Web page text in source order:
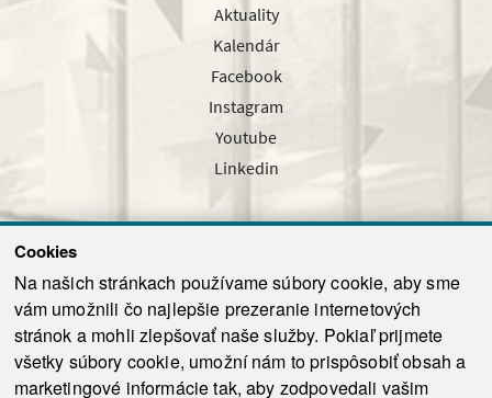
Cookies
Na našich stránkach používame súbory cookie, aby sme
vám umožnili čo najlepšie prezeranie internetových
stránok a mohli zlepšovať naše služby. Pokiaľ prijmete
všetky súbory cookie, umožní nám to prispôsobiť obsah a
marketingové informácie tak, aby zodpovedali vašim
Aktuality
Kalendár
Facebook
Instagram
Youtube
Linkedin
Odoslať